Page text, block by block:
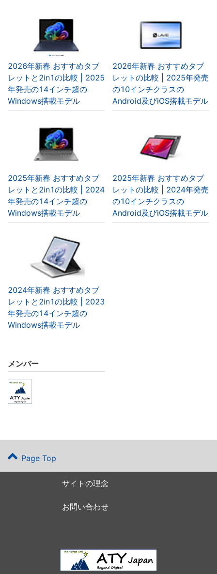
2026年新春 おすすめタブ
レットと2in1の比較 | 2025
年発売の14インチ超の
Windows搭載モデル
2026年新春 おすすめタブ
レットの比較 | 2025年発売
の10インチクラスの
Android及びiOS搭載モデル
2025年新春 おすすめタブ
レットと2in1の比較 | 2024
年発売の14インチ超の
Windows搭載モデル
2025年新春 おすすめタブ
レットの比較 | 2024年発売
の10インチクラスの
Android及びiOS搭載モデル
2024年新春 おすすめタブ
レットと2in1の比較 | 2023
年発売の14インチ超の
Windows搭載モデル
メンバー
Page Top
サイトの理念
お問い合わせ